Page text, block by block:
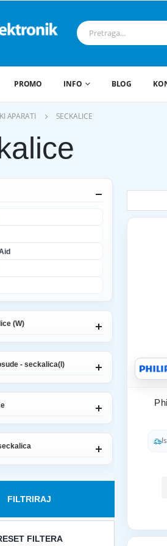
PROMO INFO BLOG
APARATI SECKALICE
(W)
- seckalica(l)
FILTRIRAJ
FILTERA